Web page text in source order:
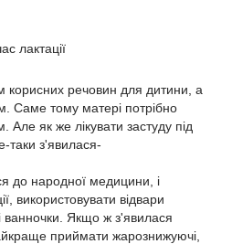
речовин для дитини, а
Саме тому матері потрібно
Але як же лікувати застуду під
таки з'явилася-
до народної медицини, і
використовувати відвари
ванночки. Якщо ж з'явилася
приймати жарознижуючі,